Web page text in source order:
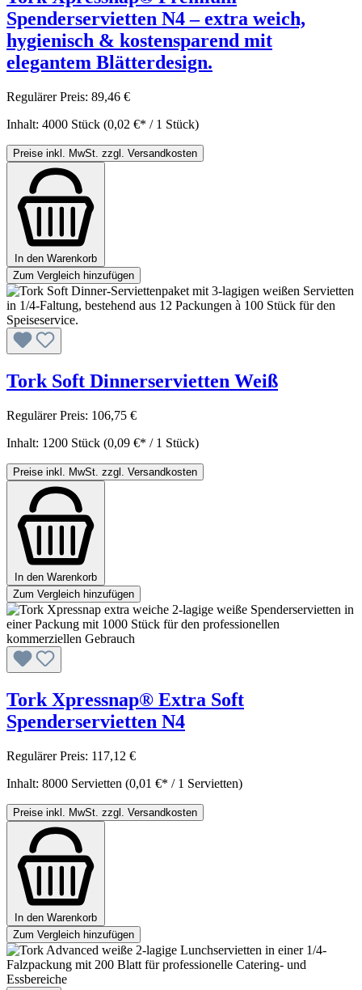
Spenderservietten N4 – extra weich,
hygienisch & kostensparend mit
elegantem Blätterdesign.
Regulärer Preis: 89,46 €
Inhalt: 4000 Stück (0,02 €* / 1 Stück)
Preise inkl. MwSt. zzgl. Versandkosten
In den Warenkorb
Zum Vergleich hinzufügen
Tork Soft Dinnerservietten Weiß
Regulärer Preis: 106,75 €
Inhalt: 1200 Stück (0,09 €* / 1 Stück)
Preise inkl. MwSt. zzgl. Versandkosten
In den Warenkorb
Zum Vergleich hinzufügen
Tork Xpressnap® Extra Soft
Spenderservietten N4
Regulärer Preis: 117,12 €
Inhalt: 8000 Servietten (0,01 €* / 1 Servietten)
Preise inkl. MwSt. zzgl. Versandkosten
In den Warenkorb
Zum Vergleich hinzufügen